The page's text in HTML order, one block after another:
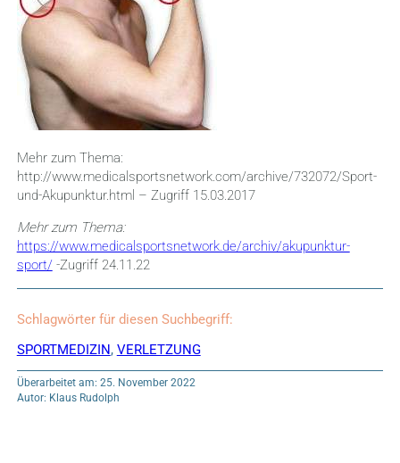
Mehr zum Thema:
http://www.medicalsportsnetwork.com/archive/732072/Sport-
und-Akupunktur.html – Zugriff 15.03.2017
Mehr zum Thema:
https://www.medicalsportsnetwork.de/archiv/akupunktur-
sport/-Zugriff 24.11.22
Schlagwörter für diesen Suchbegriff:
SPORTMEDIZIN, VERLETZUNG
Überarbeitet am: 25. November 2022
Autor: Klaus Rudolph